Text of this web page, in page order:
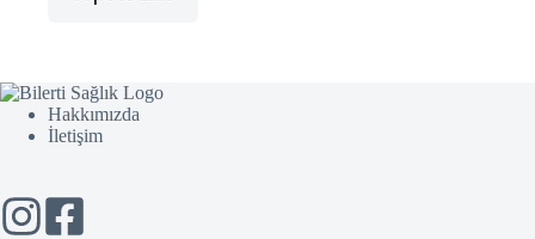
Hakkımızda
İletişim